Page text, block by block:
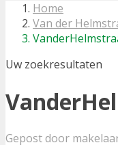
Home
Van der
Uw zoekresultaten
Gepost door